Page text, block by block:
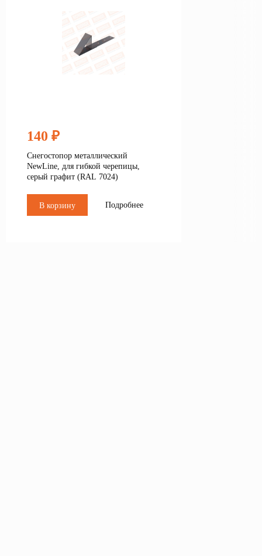
140 ₽
Снегостопор металлический
NewLine, для гибкой черепицы,
серый графит (RAL 7024)
В корзину Подробнее